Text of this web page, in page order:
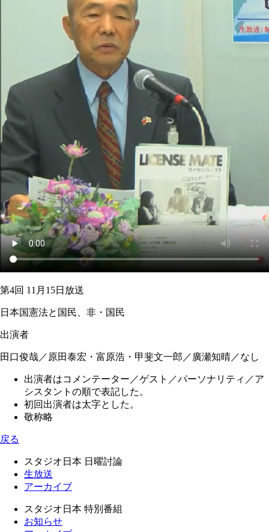
第4回 11月15日放送
日本国憲法と国民、非・国民
出演者
田口俊哉／原田泰宏・富原浩・甲斐文一郎／廣瀬知晴／なし
出演者はコメンテーター／ゲスト／パーソナリティ／ア
シスタントの順で表記した。
初回出演者は太字とした。
敬称略
戻る
スタジオ日本 日曜討論
生放送
アーカイブ
スタジオ日本 特別番組
お知らせ